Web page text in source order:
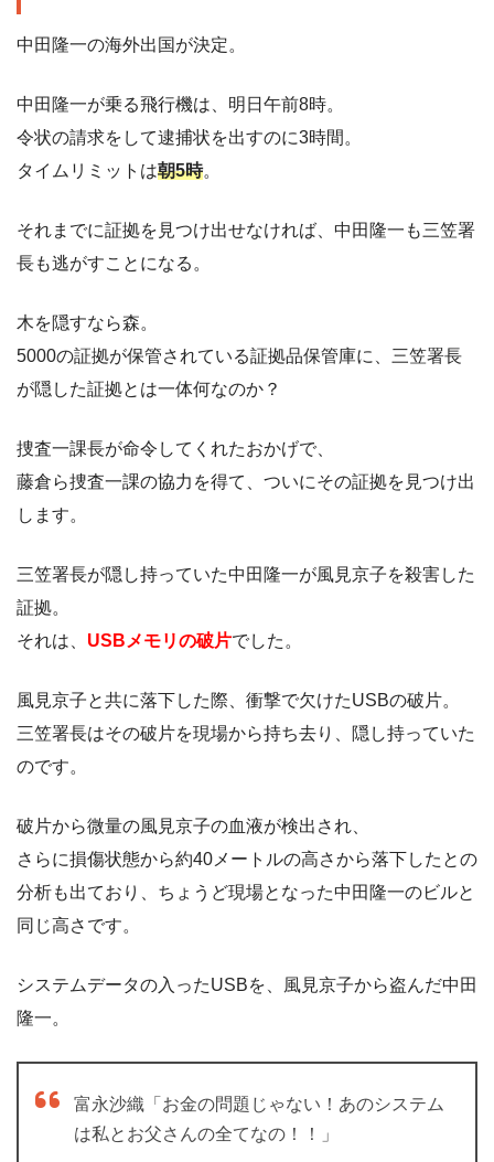
中田隆一の海外出国が決定。
中田隆一が乗る飛行機は、明日午前8時。
令状の請求をして逮捕状を出すのに3時間。
タイムリミットは朝5時。
それまでに証拠を見つけ出せなければ、中田隆一も三笠署
長も逃がすことになる。
木を隠すなら森。
5000の証拠が保管されている証拠品保管庫に、三笠署長
が隠した証拠とは一体何なのか？
捜査一課長が命令してくれたおかげで、
藤倉ら捜査一課の協力を得て、ついにその証拠を見つけ出
します。
三笠署長が隠し持っていた中田隆一が風見京子を殺害した
証拠。
それは、 USBメモリの破片でした。
風見京子と共に落下した際、衝撃で欠けたUSBの破片。
三笠署長はその破片を現場から持ち去り、隠し持っていた
のです。
破片から微量の風見京子の血液が検出され、
さらに損傷状態から約40メートルの高さから落下したとの
分析も出ており、ちょうど現場となった中田隆一のビルと
同じ高さです。
システムデータの入ったUSBを、風見京子から盗んだ中田
隆一。
富永沙織「お金の問題じゃない！あのシステム
は私とお父さんの全てなの！！」